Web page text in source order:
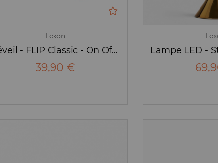
Lexon
Réveil - FLIP Classic - On Off - vert menthe - Lexon
39,90 €